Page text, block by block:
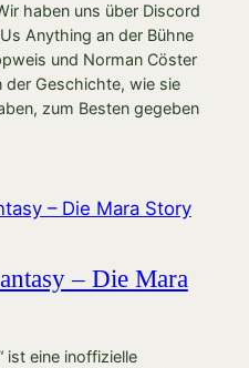
haben uns über Discord
Anything an der Bühne
und Norman Cöster
der Geschichte, wie sie
zum Besten gegeben
– Die Mara
ist eine inoffizielle